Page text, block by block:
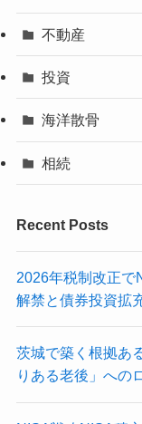
不動産
投資
海洋散骨
相続
Recent Posts
2026年税制改正で
解禁と債券投資拡
茨城で築く根拠あ
りある老後」への